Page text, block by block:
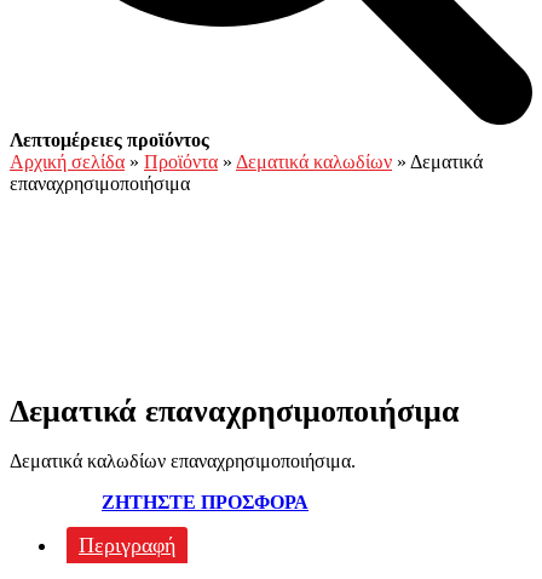
Open
mobile
menu
Close
mobile
menu
Καλάθι
Λεπτομέρειες προϊόντος
Αρχική σελίδα » Προϊόντα » Δεματικά καλωδίων » Δεματικά
επαναχρησιμοποιήσιμα
Δεματικά επαναχρησιμοποιήσιμα
Δεματικά καλωδίων επαναχρησιμοποιήσιμα.
ΖΗΤΗΣΤΕ ΠΡΟΣΦΟΡΑ
Περιγραφή